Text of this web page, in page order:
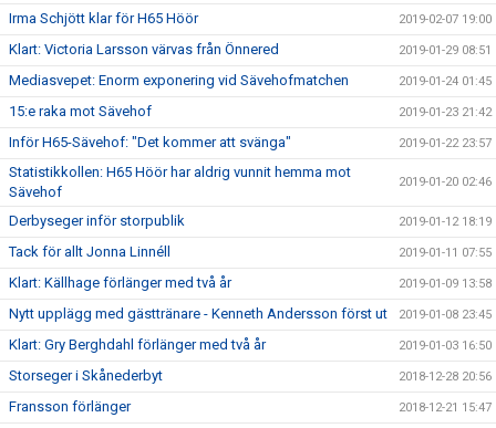
Irma Schjött klar för H65 Höör 2019-02-07 19:00
Klart: Victoria Larsson värvas från Önnered 2019-01-29 08:51
Mediasvepet: Enorm exponering vid Sävehofmatchen 2019-01-24 01:45
15:e raka mot Sävehof 2019-01-23 21:42
Inför H65-Sävehof: "Det kommer att svänga" 2019-01-22 23:57
Statistikkollen: H65 Höör har aldrig vunnit hemma mot
Sävehof
2019-01-20 02:46
Derbyseger inför storpublik 2019-01-12 18:19
Tack för allt Jonna Linnéll 2019-01-11 07:55
Klart: Källhage förlänger med två år 2019-01-09 13:58
Nytt upplägg med gästtränare - Kenneth Andersson först ut 2019-01-08 23:45
Klart: Gry Berghdahl förlänger med två år 2019-01-03 16:50
Storseger i Skånederbyt 2018-12-28 20:56
Fransson förlänger 2018-12-21 15:47